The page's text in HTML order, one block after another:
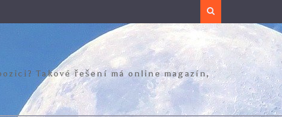
Takové řešení má online magazín,